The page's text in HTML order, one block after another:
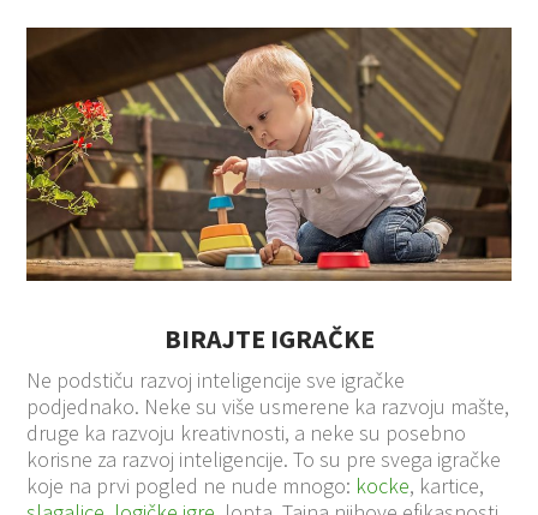
BIRAJTE IGRAČKE
Ne podstiču razvoj inteligencije sve igračke
podjednako. Neke su više usmerene ka razvoju mašte,
druge ka razvoju kreativnosti, a neke su posebno
korisne za razvoj inteligencije. To su pre svega igračke
koje na prvi pogled ne nude mnogo: kocke, kartice,